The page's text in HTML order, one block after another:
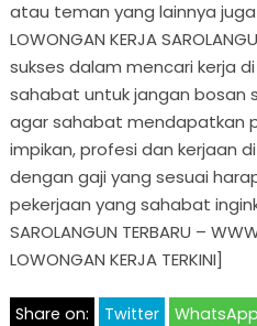
atau teman yang lainnya
LOWONGAN KERJA
sukses dalam mencari kerja
sahabat untuk jangan bosan
agar sahabat mendapatkan
impikan, profesi dan kerjaan
dengan gaji yang sesuai
pekerjaan yang sahabat
SAROLANGUN TERBARU –
LOWONGAN KERJA TERKINI]
Share on: Twitter WhatsApp